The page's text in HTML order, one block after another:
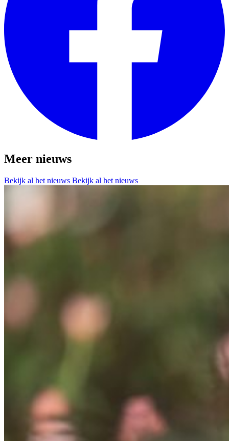
Meer nieuws
Bekijk al het nieuws Bekijk al het nieuws